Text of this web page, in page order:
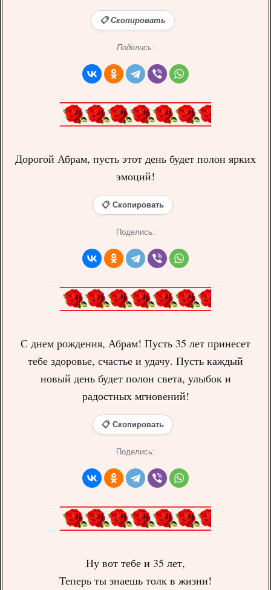
📋 Скопировать
Поделись:
Дорогой Абрам, пусть этот день будет полон ярких
эмоций!
📋 Скопировать
Поделись:
С днем рождения, Абрам! Пусть 35 лет принесет
тебе здоровье, счастье и удачу. Пусть каждый
новый день будет полон света, улыбок и
радостных мгновений!
📋 Скопировать
Поделись:
Ну вот тебе и 35 лет,
Теперь ты знаешь толк в жизни!